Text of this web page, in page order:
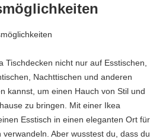
Tischdecken nicht nur auf Esstischen,
Nachttischen und anderen
kannst, um einen Hauch von Stil und
zu bringen. Mit einer Ikea
Esstisch in einen eleganten Ort für
Aber wusstest du, dass du